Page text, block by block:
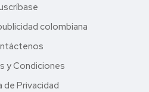
colombiana
y Condiciones
de Privacidad